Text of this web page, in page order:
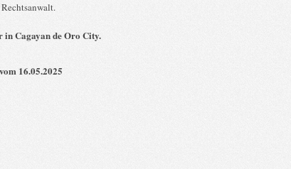
in Cagayan de Oro City.
16.05.2025